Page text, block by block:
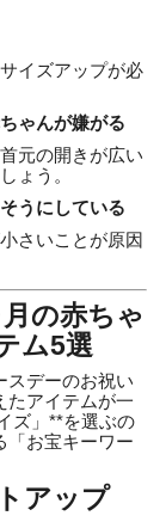
イズアップが必
ゃんが嫌がる
元の開きが広い
ょう。
うにしている
さいことが原因
の赤ちゃ
ム5選
スデーのお祝い
たアイテムが一
ズ」**を選ぶの
「お宝キーワー
アップ